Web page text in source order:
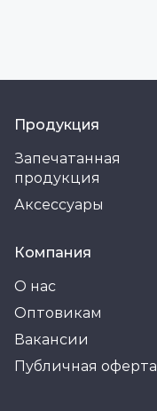
Продукция
Запечатанная
продукция
Аксессуары
Компания
О нас
Оптовикам
Вакансии
Публичная оферта